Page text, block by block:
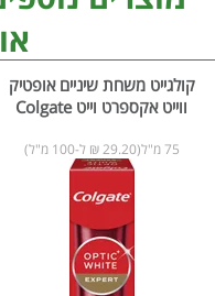
קולגייט משחת שיניים אופטיק
ווייט אקספרט וייט Colgate
75 מ"ל(29.20 ₪ ל-100 מ"ל)